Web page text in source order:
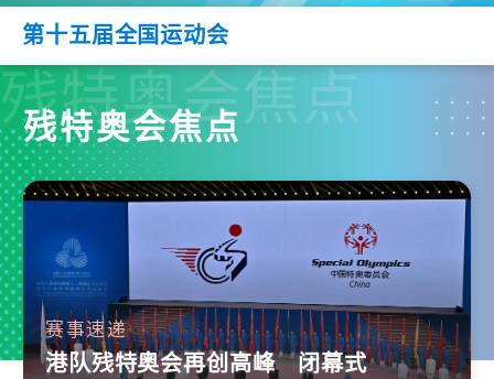
第十五届全国运动会
残特奥会焦点
残特奥会焦点
赛事速递
港队残特奥会再创高峰 闭幕式